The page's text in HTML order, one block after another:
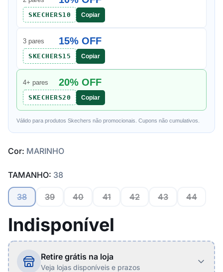
SKECHERS10 Copiar
3 pares 15% OFF
SKECHERS15 Copiar
4+ pares 20% OFF
SKECHERS20 Copiar
Válido para produtos Skechers não promocionais. Cupons não cumulativos.
Cor: MARINHO
TAMANHO: 38
38 39 40 41 42 43 44
Indisponível
Retire grátis na loja
Veja lojas disponíveis e prazos